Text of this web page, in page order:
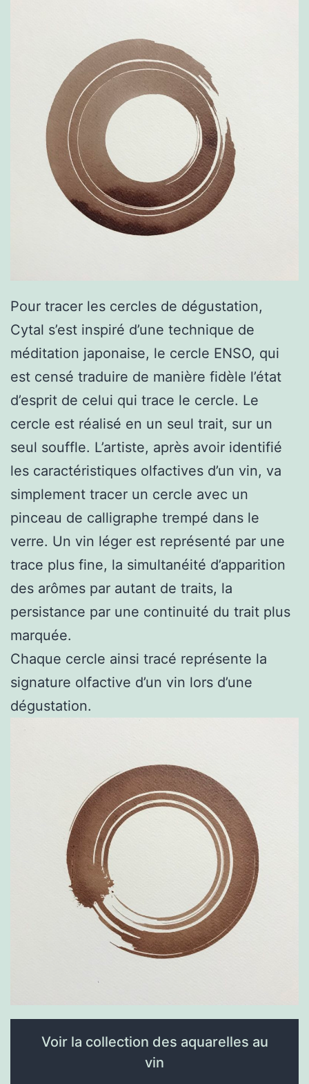
Pour tracer les cercles de dégustation,
Cytal s’est inspiré d’une technique de
méditation japonaise, le cercle ENSO, qui
est censé traduire de manière fidèle l’état
d’esprit de celui qui trace le cercle. Le
cercle est réalisé en un seul trait, sur un
seul souffle. L’artiste, après avoir identifié
les caractéristiques olfactives d’un vin, va
simplement tracer un cercle avec un
pinceau de calligraphe trempé dans le
verre. Un vin léger est représenté par une
trace plus fine, la simultanéité d’apparition
des arômes par autant de traits, la
persistance par une continuité du trait plus
marquée.
Chaque cercle ainsi tracé représente la
signature olfactive d’un vin lors d’une
dégustation.
Voir la collection des aquarelles au
vin